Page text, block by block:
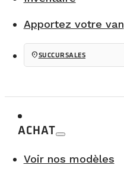
Apportez votre van
location_onSUCCURSALES
ACHAT
Voir nos modèles